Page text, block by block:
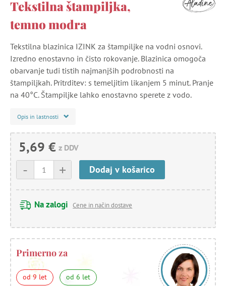
Tekstilna štampiljka,
temno modra
Tekstilna blazinica IZINK za štampiljke na vodni osnovi.
Izredno enostavno in čisto rokovanje. Blazinica omogoča
obarvanje tudi tistih najmanjših podrobnosti na
štampiljkah. Pritrditev: s temeljitim likanjem 5 minut. Pranje
na 40°C. Štampiljke lahko enostavno sperete z vodo.
Opis in lastnosti
5,69 € z DDV
+
- Dodaj v košarico
Na zalogi Cene in način dostave
Primerno za
od 9 let od 6 let